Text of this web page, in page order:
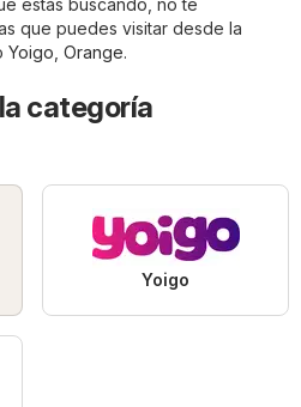
que puedes visitar desde la
Yoigo Orange.
categoría
Yoigo